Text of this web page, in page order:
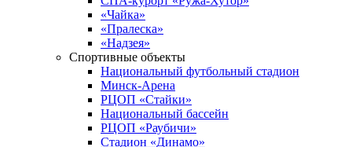
«Чайка»
«Пралеска»
«Надзея»
Спортивные объекты
Национальный футбольный стадион
Минск-Арена
РЦОП «Стайки»
Национальный бассейн
РЦОП «Раубичи»
Стадион «Динамо»